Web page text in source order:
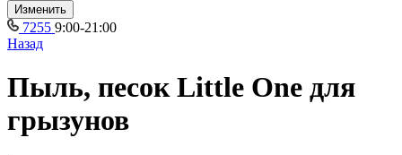
Изменить
7255 9:00-21:00
Назад
Пыль, песок Little One для
грызунов